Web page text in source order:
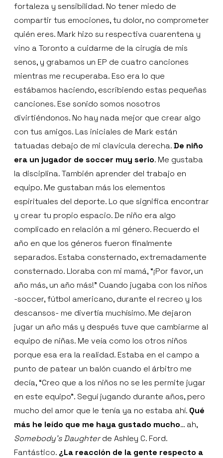
fortaleza y sensibilidad. No tener miedo de
compartir tus emociones, tu dolor, no comprometer
quién eres. Mark hizo su respectiva cuarentena y
vino a Toronto a cuidarme de la cirugía de mis
senos, y grabamos un EP de cuatro canciones
mientras me recuperaba. Eso era lo que
estábamos haciendo, escribiendo estas pequeñas
canciones. Ese sonido somos nosotros
divirtiéndonos. No hay nada mejor que crear algo
con tus amigos. Las iniciales de Mark están
tatuadas debajo de mi clavícula derecha.De niño
era un jugador de soccer muy serio. Me gustaba
la disciplina. También aprender del trabajo en
equipo. Me gustaban más los elementos
espirituales del deporte. Lo que significa encontrar
y crear tu propio espacio. De niño era algo
complicado en relación a mi género. Recuerdo el
año en que los géneros fueron finalmente
separados. Estaba consternado, extremadamente
consternado. Lloraba con mi mamá, “¡Por favor, un
año más, un año más!” Cuando jugaba con los niños
-soccer, fútbol americano, durante el recreo y los
descansos- me divertía muchísimo. Me dejaron
jugar un año más y después tuve que cambiarme al
equipo de niñas. Me veía como los otros niños
porque esa era la realidad. Estaba en el campo a
punto de patear un balón cuando el árbitro me
decía, “Creo que a los niños no se les permite jugar
en este equipo”. Seguí jugando durante años, pero
mucho del amor que le tenía ya no estaba ahí. Qué
más he leído que me haya gustado mucho… ah,
Somebody’s Daughterde Ashley C. Ford.
Fantástico. ¿La reacción de la gente respecto a